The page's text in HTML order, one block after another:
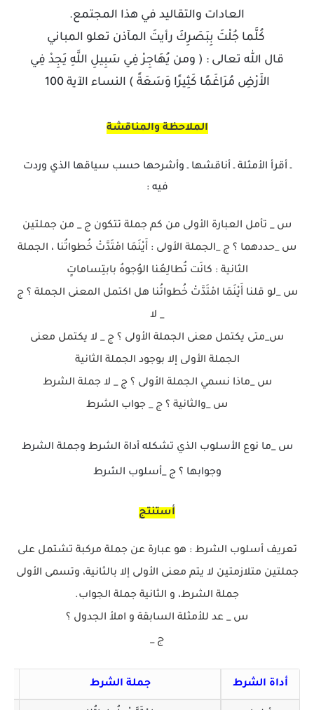
العادات والتقاليد في هذا المجتمع.
كُلَّما جُلْتَ بِبَصَرِكَ رأيتَ المآذن تعلو المباني
قال الله تعالى : ( ومن يُهَاجِرْ فِي سَبِيلِ اللَّهِ يَجِدْ فِي
الأَرْضِ مُرَاغَمًا كَثِيرًا وَسَعَةً ) النساء الآية 100
الملاحظة والمناقشة
ـ أقرأ الأمثلة ـ أناقشها ـ وأشرحها حسب سياقها الذي وردت
فيه :
س _ تأمل العبارة الأولى من كم جملة تتكون ج _ من جملتين
س _حددهما ؟ ج _الجملة الأولى : أَيْنَمَا امْتَدَّتْ خُطواتُنا ، الجملة
الثانية : كانَت تُطالِعُنا الوُجوهُ بابتِساماتٍ
س _لو قلنا أَيْنَمَا امْتَدَّتْ خُطواتُنا هل اكتمل المعنى الجملة ؟ ج
_ لا
س_متى يكتمل معنى الجملة الأولى ؟ ج _ لا يكتمل معنى
الجملة الأولى إلا بوجود الجملة الثانية
س _ماذا نسمي الجملة الأولى ؟ ج _ لا جملة الشرط
س _والثانية ؟ ج _ جواب الشرط
س _ما نوع الأسلوب الذي تشكله أداة الشرط وجملة الشرط
وجوابها ؟ ج _أسلوب الشرط
أستنتج
تعريف أسلوب الشرط : هو عبارة عن جملة مركبة تشتمل على
جملتين متلازمتين لا يتم معنى الأولى إلا بالثانية، وتسمى الأولى
جملة الشرط، و الثانية جملة الجواب.
س _ عد للأمثلة السابقة و املأ الجدول ؟
ج _
أداة الشرط جملة الشرط